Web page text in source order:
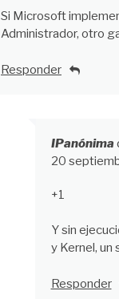
Si Microsoft
Administrador, otro
Responder
IPanónima
20
+1
Y sin
y Kernel,
Responder